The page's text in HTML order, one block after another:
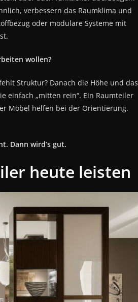
verbessern das Raumklima und
oder modulare Systeme mit
wollen?
Struktur? Danach die Höhe und das
einfach „mitten rein“. Ein Raumteiler
Möbel helfen bei der Orientierung.
Dann wird’s gut.
heute leisten